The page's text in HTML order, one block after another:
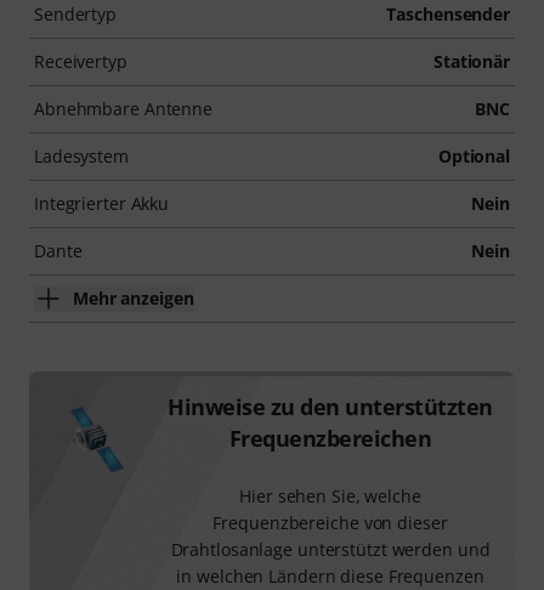
Sendertyp Taschensender
Receivertyp Stationär
Abnehmbare Antenne BNC
Ladesystem Optional
Integrierter Akku Nein
Dante Nein
Mehr anzeigen
Hinweise zu den unterstützten
Frequenzbereichen
Hier sehen Sie, welche
Frequenzbereiche von dieser
Drahtlosanlage unterstützt werden und
in welchen Ländern diese Frequenzen